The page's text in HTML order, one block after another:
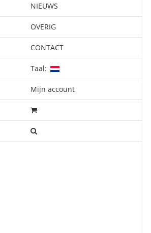
NIEUWS
OVERIG
CONTACT
Taal:
Mijn account